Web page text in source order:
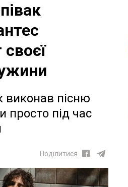
своєї
виконав пісню
просто під час
Поділитися